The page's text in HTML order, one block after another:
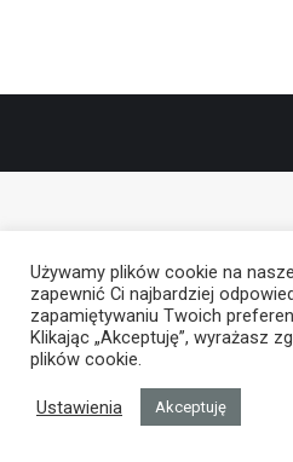
Używamy plików cookie na
zapewnić Ci najbardziej
zapamiętywaniu Twoich
Klikając „Akceptuję”, wyrażasz
plików cookie.
Ustawienia Akceptuję